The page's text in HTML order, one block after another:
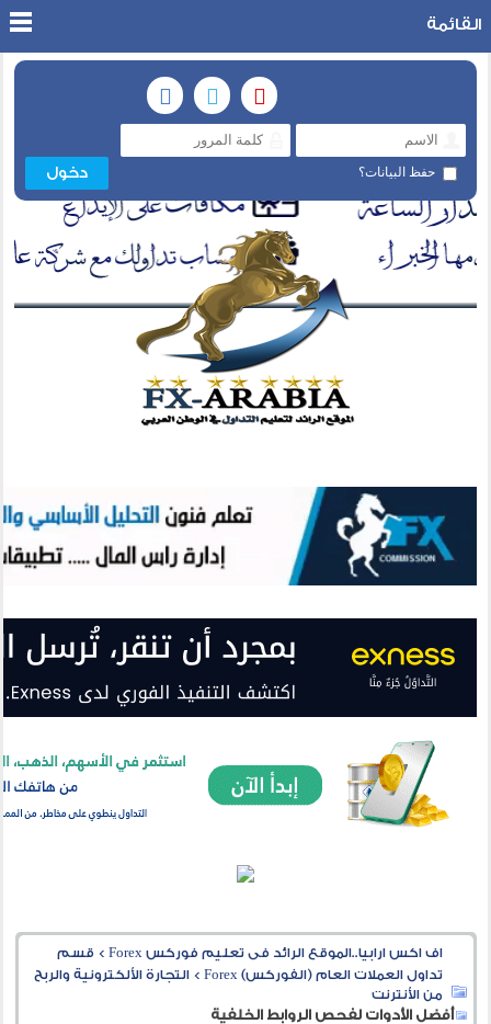
حفظ البيانات؟
القائمة
اف اكس ارابيا..الموقع الرائد فى تعليم فوركس Forex > قسم
تداول العملات العام (الفوركس) Forex
>التجارة الألكترونية والربح
من الأنترنت
أفضل الأدوات لفحص الروابط الخلفية